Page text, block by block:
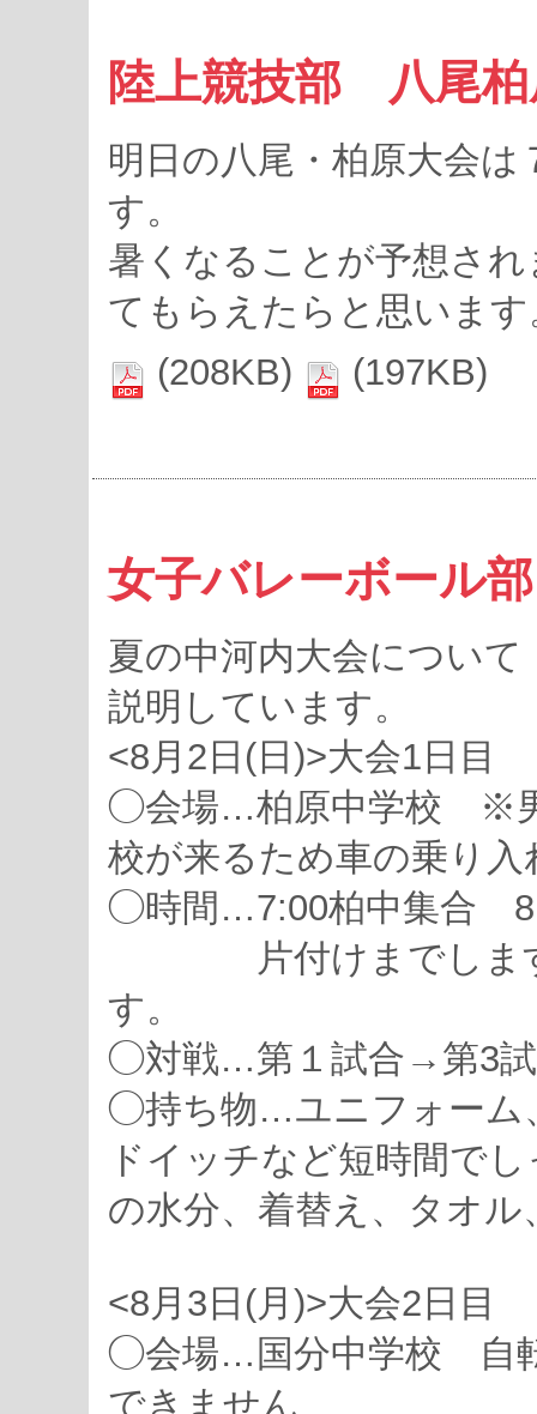
陸上競技部 八尾
明日の八尾・柏原大会
す。
暑くなることが予想さ
てもらえたらと思います
(208KB)
(197KB)
女子バレーボール
夏の中河内大会につい
説明しています。
<8月2日(日)>大会1日目
◯会場…柏原中学校 ※男
校が来るため車の乗り
◯時間…7:00柏中集合
片付けまでします
す。
◯対戦…第１試合→第3
◯持ち物…ユニフォーム
ドイッチなど短時間で
の水分、着替え、タオル
<8月3日(月)>大会2日目
◯会場…国分中学校 自
できません